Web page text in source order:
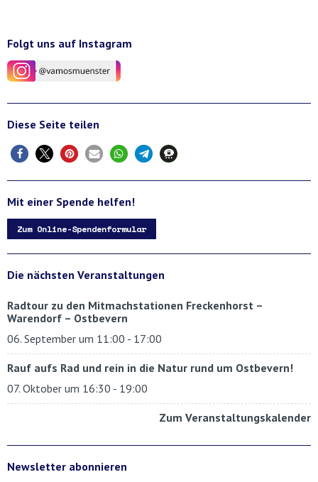
Folgt uns auf Instagram
Diese Seite teilen
Mit einer Spende helfen!
Zum Online-Spendenformular
Die nächsten Veranstaltungen
Radtour zu den Mitmachstationen Freckenhorst –
Warendorf – Ostbevern
06. September um 11:00 - 17:00
Rauf aufs Rad und rein in die Natur rund um Ostbevern!
07. Oktober um 16:30 - 19:00
Zum Veranstaltungskalender
Newsletter abonnieren